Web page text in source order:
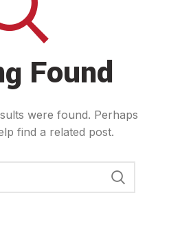
Found
were found. Perhaps
find a related post.